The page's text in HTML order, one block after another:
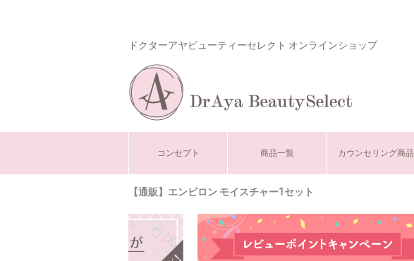
ドクターアヤビューティーセレクト オンラインショップ
コンセプト 商品一覧 カウンセリング商品
【通販】エンビロン モイスチャー1セット